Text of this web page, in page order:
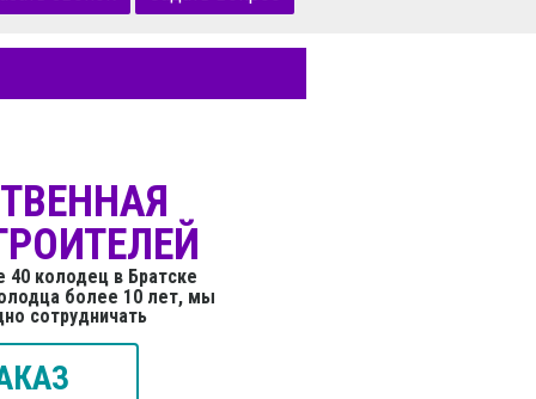
колодец в Братске
более 10 лет, мы
сотрудничать